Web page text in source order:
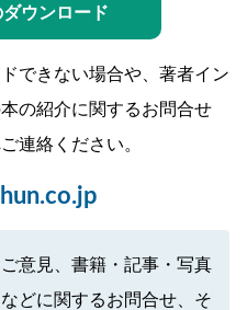
ウンロード
できない場合や、著者イン
の紹介に関するお問合せ
連絡ください。
意見、書籍・記事・写真
どに関するお問合せ、そ